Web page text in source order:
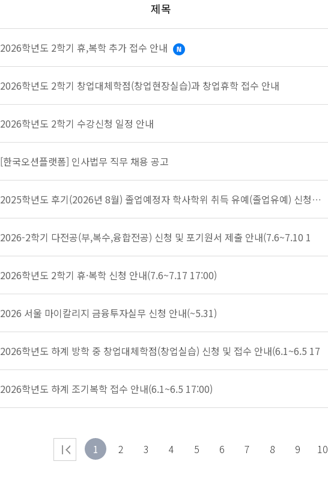
제목
2026학년도 2학기 휴,복학 추가 접수 안내
2026학년도 2학기 창업대체학점(창업현장실습)과 창업휴학 접수 안내
2026학년도 2학기 수강신청 일정 안내
[한국오션플랫폼] 인사법무 직무 채용 공고
2025학년도 후기(2026년 8월) 졸업예정자 학사학위 취득 유예(졸업유예) 신청 안내
2026-2학기 다전공(부,복수,융합전공) 신청 및 포기원서 제출 안내(7.6~7.10 1
2026학년도 2학기 휴·복학 신청 안내(7.6~7.17 17:00)
2026 서울 마이칼리지 금융투자실무 신청 안내(~5.31)
2026학년도 하계 방학 중 창업대체학점(창업실습) 신청 및 접수 안내(6.1~6.5 17
2026학년도 하계 조기복학 접수 안내(6.1~6.5 17:00)
1 2 3 4 5 6 7 8 9 10